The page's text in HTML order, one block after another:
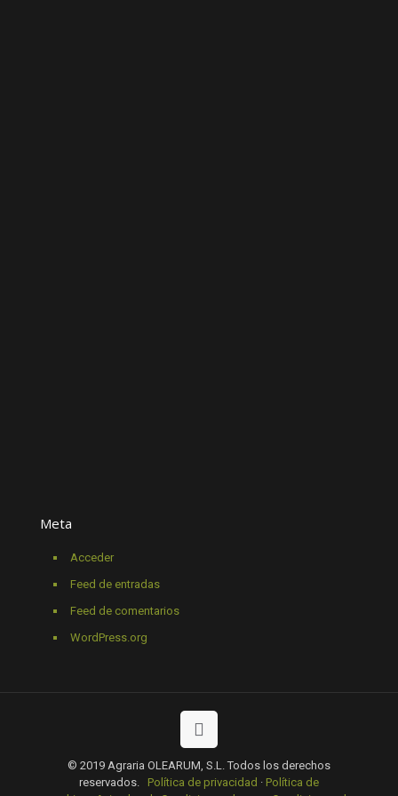
Meta
Acceder
Feed de entradas
Feed de comentarios
WordPress.org
© 2019 Agraria OLEARUM, S.L. Todos los derechos
reservados. Política de privacidad · Política de